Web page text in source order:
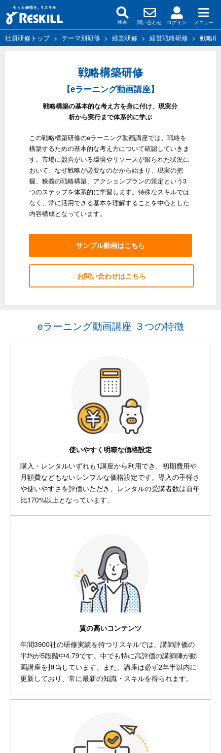
検索 問い合わせ ログイン メニュー
社員研修トップ> テーマ別研修 > 経営研修 > 経営戦略研修 > 戦略構
戦略構築研修
【eラーニング動画講座】
戦略構築の基本的な考え方を身に付け、現実分
析から実行まで体系的に学ぶ
この戦略構築研修のeラーニング動画講座では、戦略を
構築するための基本的な考え方について確認していきま
す。市場に競合がいる環境やリソースが限られた状況に
おいて、なぜ戦略が必要なのかから始まり、現実の把
握、狭義の戦略構築、アクションプランの策定という3
つのステップを体系的に学習します。特殊なスキルでは
なく、常に活用できる基本を理解することを中心とした
内容構成となっています。
サンプル動画はこちら
お問い合わせはこちら
eラーニング動画講座 ３つの特徴
使いやすく明瞭な価格設定
購入・レンタルいずれも1講座から利用でき、初期費用や
月額費などもないシンプルな価格設定です。導入の手軽さ
や使いやすさを評価いただき、レンタルの受講者数は前年
比170%以上となっています。
質の高いコンテンツ
年間3900社の研修実績を持つリスキルでは、講師評価の
平均が5段階中4.79です。中でも特に高評価の講師陣が動
画講座を担当しています。また、講座は必ず2年半以内に
更新しており、常に最新の知識・スキルを得られます。